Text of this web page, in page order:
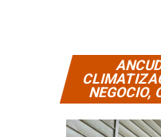
NEGOCIO,